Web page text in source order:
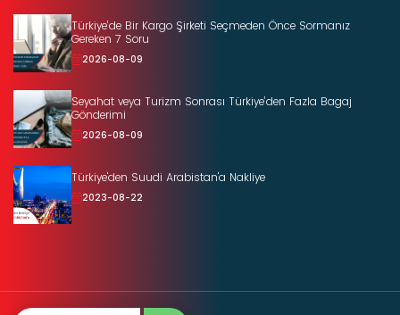
Türkiye’de Bir Kargo Şirketi Seçmeden Önce Sormanız
Gereken 7 Soru
2026-08-09
Seyahat veya Turizm Sonrası Türkiye’den Fazla Bagaj
Gönderimi
2026-08-09
Türkiye'den Suudi Arabistan'a Nakliye
2023-08-22